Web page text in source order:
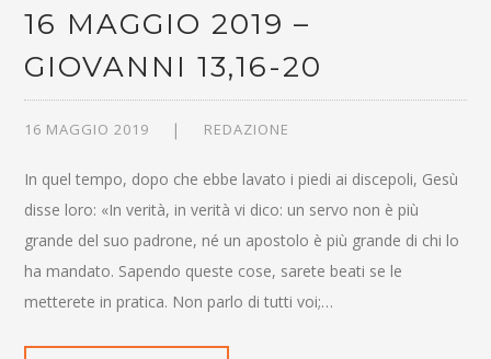
16 MAGGIO 2019 –
GIOVANNI 13,16-20
16 MAGGIO 2019 REDAZIONE
In quel tempo, dopo che ebbe lavato i piedi ai discepoli, Gesù
disse loro: «In verità, in verità vi dico: un servo non è più
grande del suo padrone, né un apostolo è più grande di chi lo
ha mandato. Sapendo queste cose, sarete beati se le
metterete in pratica. Non parlo di tutti voi;…